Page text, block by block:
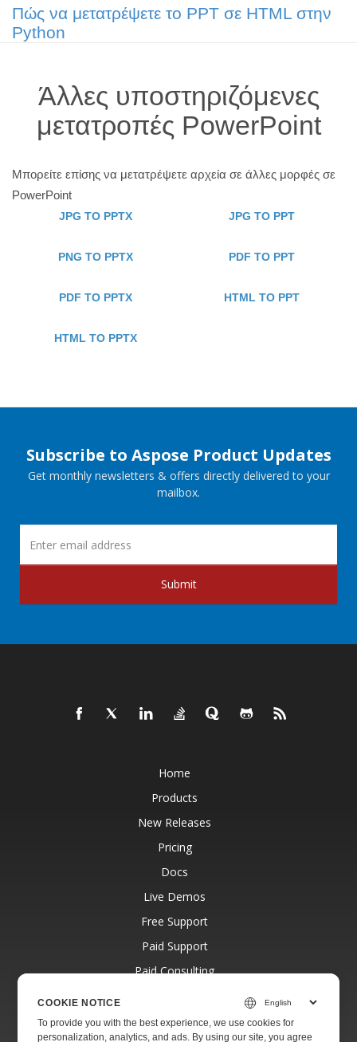
Πώς να μετατρέψετε το PPT σε HTML στην
Python
Άλλες υποστηριζόμενες
μετατροπές PowerPoint
Μπορείτε επίσης να μετατρέψετε αρχεία σε άλλες μορφές σε
PowerPoint
JPG TO PPTX JPG TO PPT
PNG TO PPTX PDF TO PPT
PDF TO PPTX HTML TO PPT
HTML TO PPTX
Subscribe to Aspose Product Updates
Get monthly newsletters & offers directly delivered to your
mailbox.
Submit
Home
Products
New Releases
Pricing
Docs
Live Demos
Free Support
Paid Support
Paid Consulting
Websites
COOKIE NOTICE
To provide you with the best experience, we use cookies for
personalization, analytics, and ads. By using our site, you agree